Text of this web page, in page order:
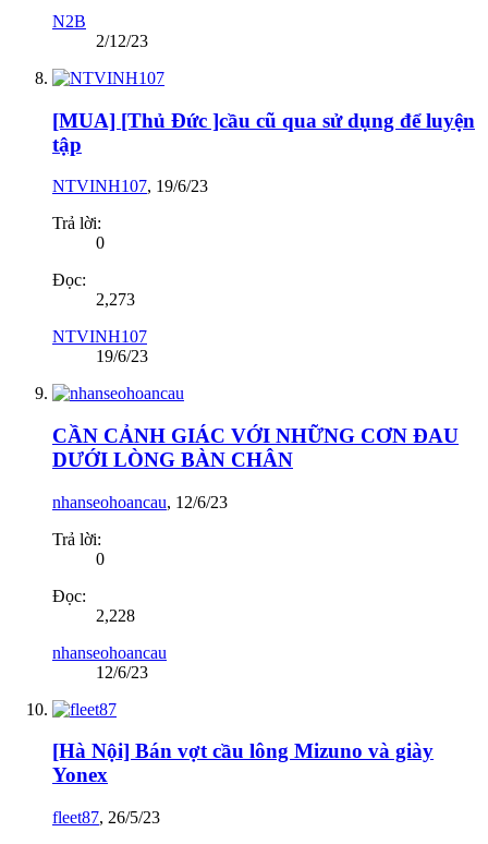
N2B
2/12/23
[MUA] [Thủ Đức ]cầu cũ qua sử dụng để luyện
tập
NTVINH107, 19/6/23
Trả lời:
0
Đọc:
2,273
NTVINH107
19/6/23
CẦN CẢNH GIÁC VỚI NHỮNG CƠN ĐAU
DƯỚI LÒNG BÀN CHÂN
nhanseohoancau, 12/6/23
Trả lời:
0
Đọc:
2,228
nhanseohoancau
12/6/23
[Hà Nội] Bán vợt cầu lông Mizuno và giày
Yonex
fleet87, 26/5/23